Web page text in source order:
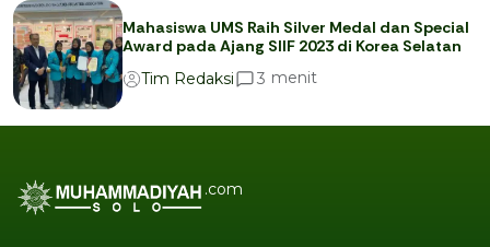
Mahasiswa UMS Raih Silver Medal dan Special
Award pada Ajang SIIF 2023 di Korea Selatan
Tim Redaksi
3 menit
.com